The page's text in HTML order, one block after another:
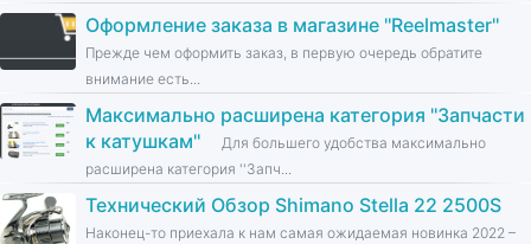
Оформление заказа в магазине ''Reelmaster''
Прежде чем оформить заказ, в первую очередь обратите
внимание есть...
Максимально расширена категория ''Запчасти
к катушкам''
Для большего удобства максимально
расширена категория ''Запч...
Технический Обзор Shimano Stella 22 2500S
Наконец-то приехала к нам самая ожидаемая новинка 2022 –